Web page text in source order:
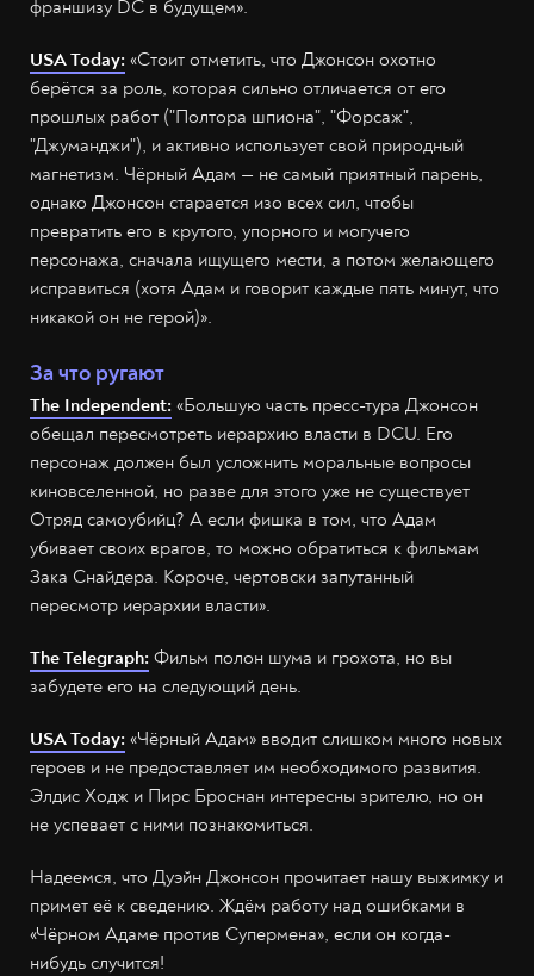
франшизу DC в будущем».
USA Today: «Стоит отметить, что Джонсон охотно
берётся за роль, которая сильно отличается от его
прошлых работ ("Полтора шпиона", "Форсаж",
"Джуманджи"), и активно использует свой природный
магнетизм. Чёрный Адам — не самый приятный парень,
однако Джонсон старается изо всех сил, чтобы
превратить его в крутого, упорного и могучего
персонажа, сначала ищущего мести, а потом желающего
исправиться (хотя Адам и говорит каждые пять минут, что
никакой он не герой)».
За что ругают
The Independent: «Большую часть пресс-тура Джонсон
обещал пересмотреть иерархию власти в DCU. Его
персонаж должен был усложнить моральные вопросы
киновселенной, но разве для этого уже не существует
Отряд самоубийц? А если фишка в том, что Адам
убивает своих врагов, то можно обратиться к фильмам
Зака Снайдера. Короче, чертовски запутанный
пересмотр иерархии власти».
The Telegraph: Фильм полон шума и грохота, но вы
забудете его на следующий день.
USA Today: «Чёрный Адам» вводит слишком много новых
героев и не предоставляет им необходимого развития.
Элдис Ходж и Пирс Броснан интересны зрителю, но он
не успевает с ними познакомиться.
Надеемся, что Дуэйн Джонсон прочитает нашу выжимку и
примет её к сведению. Ждём работу над ошибками в
«Чёрном Адаме против Супермена», если он когда-
нибудь случится!